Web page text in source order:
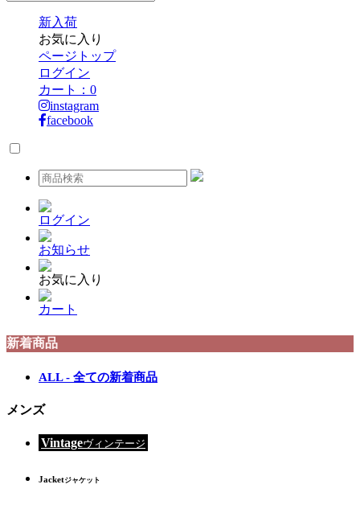
新入荷
お気に入り
ページトップ
ログイン
カート： 0
instagram
facebook
ログイン
お知らせ
お気に入り
カート
新着商品
ALL - 全ての新着商品
メンズ
Vintageヴィンテージ
Jacketジャケット